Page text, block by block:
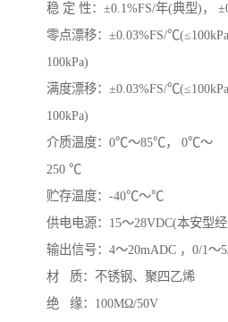
稳 定 性：±0.1%FS/年(典型)，
零点漂移：±0.03%FS/
100kPa)
满度漂移：±0.03%FS/
100kPa)
介质温度：0℃～85℃， 0℃～
250
贮存温度：-40℃～℃
供电电源：15～28VDC(本安型
输出信号：4～20mADC ，0/1～
材 质：不锈钢、聚四乙烯
绝 缘：100MΩ/50V